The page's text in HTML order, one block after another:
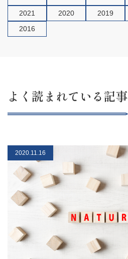
2021
2020 2019
2016
よく読まれている記事
2020.11.16